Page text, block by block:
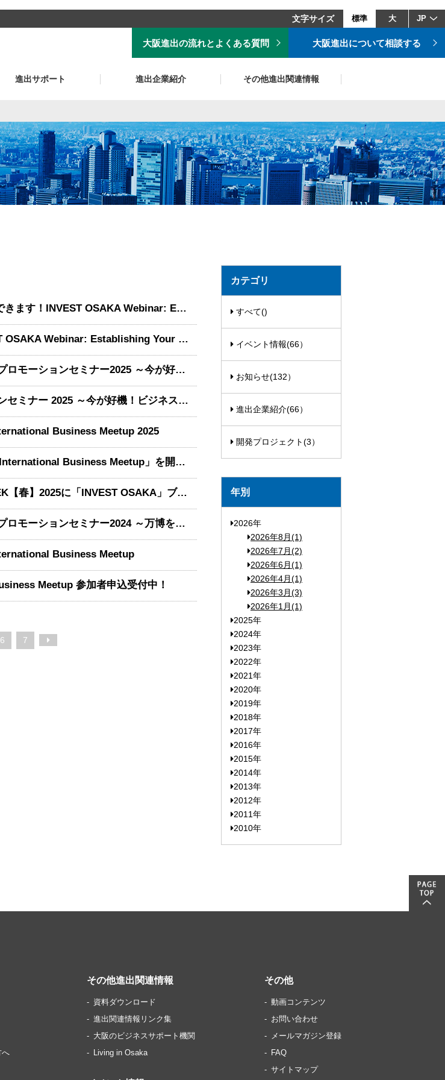
文字サイズ 標準 大 JP
大阪進出の流れとよくある質問 大阪進出について相談する
進出サポート 進出企業紹介 その他進出関連情報
Webinar: Establishing Your Business in Osaka - Cultural, Legal & Visa Insights
参加者募集中！INVEST OSAKA Webinar: Establishing Your Business in Osaka - Cultural, Legal & Visa Insights
【開催報告】大阪立地プロモーションセミナー2025 ～今が好機！ビジネスチャンスがあふれる大阪のこれから～
大阪立地プロモーションセミナー 2025 ～今が好機！ビジネスチャンスがあふれる大阪のこれから～
Business Meetup 2025
交流イベント「Osaka International Business Meetup」を開催します！
SMART ENERGY WEEK【春】2025に「INVEST OSAKA」ブースを出展！
【開催報告】大阪立地プロモーションセミナー2024 ～万博を契機とした産業構造・社会構造の変革～
Business Meetup
Meetup 参加者申込受付中！
6 7
カテゴリ
すべて()
イベント情報(66）
お知らせ(132）
進出企業紹介(66）
開発プロジェクト(3）
年別
2026年
2026年8月(1)
2026年7月(2)
2026年6月(1)
2026年4月(1)
2026年3月(3)
2026年1月(1)
2025年
2024年
2023年
2022年
2021年
2020年
2019年
2018年
2017年
2016年
2015年
2014年
2013年
2012年
2011年
2010年
へ
その他進出関連情報
資料ダウンロード
進出関連情報リンク集
大阪のビジネスサポート機関
Living in Osaka
その他
動画コンテンツ
お問い合わせ
メールマガジン登録
FAQ
サイトマップ